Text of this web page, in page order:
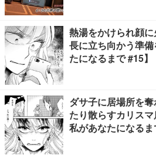
熱湯をかけられ顔
長に立ち向かう準
たになるまで #15】
ダサ子に居場所を
たり散らすカリス
私があなたになるま